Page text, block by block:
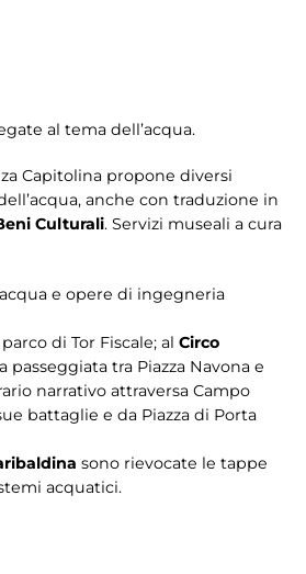
al tema dell’acqua.
Capitolina propone diversi
anche con traduzione in
Culturali. Servizi museali a cura
e opere di ingegneria
di Tor Fiscale; al Circo
tra Piazza Navona e
narrativo attraversa Campo
battaglie e da Piazza di Porta
sono rievocate le tappe
acquatici.